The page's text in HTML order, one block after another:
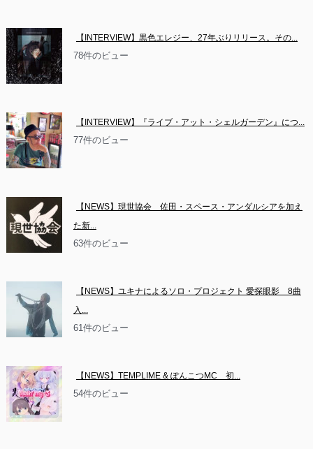
【INTERVIEW】黒色エレジー、27年ぶりリリース。その...
78件のビュー
【INTERVIEW】『ライブ・アット・シェルガーデン』につ...
77件のビュー
【NEWS】現世協会　佐田・スペース・アンダルシアを加え
た新...
63件のビュー
【NEWS】ユキナによるソロ・プロジェクト 愛探眼影　8曲
入...
61件のビュー
【NEWS】TEMPLIME & ぽんこつMC　初...
54件のビュー